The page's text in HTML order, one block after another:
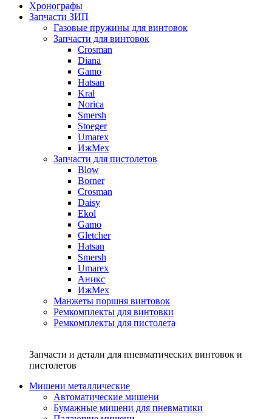
Хронографы
Запчасти ЗИП
Газовые пружины для винтовок
Запчасти для винтовок
Crosman
Diana
Gamo
Hatsan
Kral
Norica
Smersh
Stoeger
Umarex
ИжМех
Запчасти для пистолетов
Blow
Borner
Crosman
Daisy
Ekol
Gamo
Gletcher
Hatsan
Smersh
Umarex
Аникс
ИжМех
Манжеты поршня винтовок
Ремкомплекты для винтовки
Ремкомплекты для пистолета
Запчасти и детали для пневматических винтовок и
пистолетов
Мишени металлические
Автоматические мишени
Бумажные мишени для пневматики